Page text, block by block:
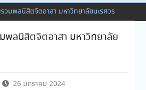
ษา 256
วมพลนิสิตจิตอาสา มหาวิทยาลัยนเรศวร
พลนิสิตจิตอาสา มหาวิทยาลัย
26 มกราคม 2024